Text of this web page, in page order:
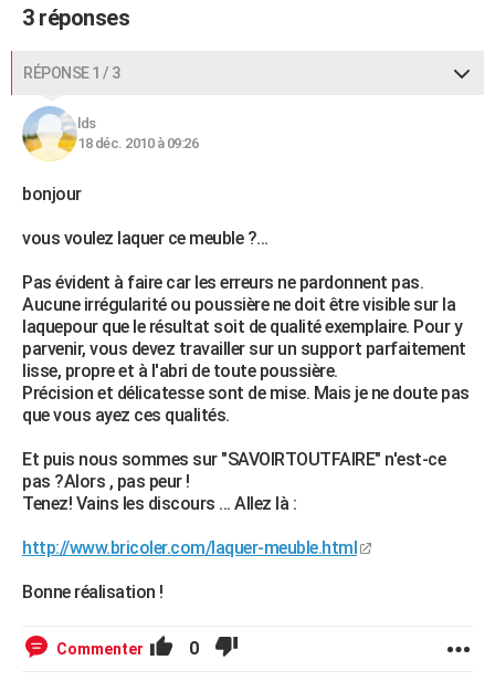
Carte de Noël
Carte Bonne année
Carte Saint-Valentin
Carte Pâques
Carte d'anniversaire
Dictionnaire
Biographies
Citations
Expressions
Proverbes
PROGRAMME TV
Bricolage
Lifestyle
Culture
Sport
Auto
Television
Voyage
Cinema
3 réponses
RÉPONSE 1 / 3
lds
18 déc. 2010 à 09:26
bonjour
vous voulez laquer ce meuble ?...
Pas évident à faire car les erreurs ne pardonnent pas.
Aucune irrégularité ou poussière ne doit être visible sur la
laquepour que le résultat soit de qualité exemplaire. Pour y
parvenir, vous devez travailler sur un support parfaitement
lisse, propre et à l'abri de toute poussière.
Précision et délicatesse sont de mise. Mais je ne doute pas
que vous ayez ces qualités.
Et puis nous sommes sur "SAVOIRTOUTFAIRE" n'est-ce
pas ?Alors , pas peur !
Tenez! Vains les discours ... Allez là :
http://www.bricoler.com/laquer-meuble.html
Bonne réalisation !
Commenter 0